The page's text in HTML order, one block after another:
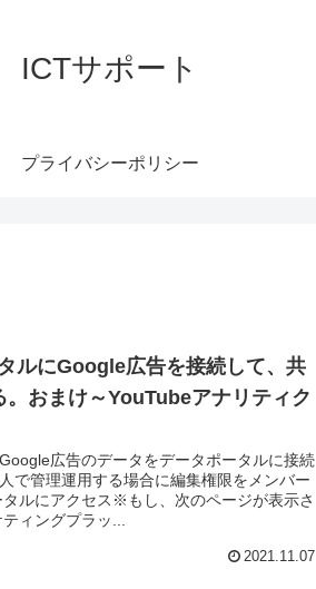
ICTサポート
プライバシーポリシー
ルにGoogle広告を接続して、共
。おまけ～YouTubeアナリティク
広告のデータをデータポータルに接続
で管理運用する場合に編集権限をメンバー
ルにアクセス※もし、次のページが表示さ
ィングプラッ...
2021.11.07